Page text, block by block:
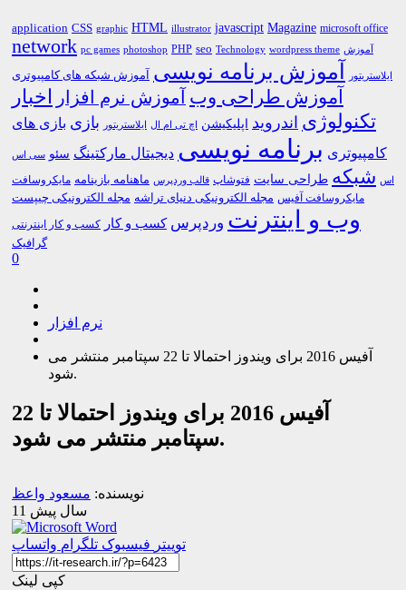
application CSS graphic HTML illustrator javascript Magazine microsoft office
network pc games photoshop PHP seo Technology wordpress theme آموزش
ایلاستریتور آموزش برنامه نویسی آموزش شبکه های کامپیوتری
آموزش طراحی وب آموزش نرم افزار اخبار
تکنولوژی اندروید اپلیکیشن اچ تی ام ال ایلاستریتور بازی بازی های
کامپیوتری برنامه نویسی دیجیتال مارکتینگ سئو سی اس
اس شبکه طراحی سایت فتوشاپ قالب وردپرس ماهنامه بازینامه مایکروسافت
مایکروسافت آفیس مجله الکترونیکی دنیای تراشه مجله الکترونیکی چیپست
وب و اینترنت وردپرس کسب و کار کسب و کار اینترنتی
گرافیک
0
نرم افزار
آفیس 2016 برای ویندوز احتمالا تا 22 سپتامبر منتشر می
شود.
آفیس 2016 برای ویندوز احتمالا تا 22
سپتامبر منتشر می شود.
نویسنده: مسعود واعظ
11 سال پیش
توییتر فیسبوک تلگرام واتساپ
کپی لینک